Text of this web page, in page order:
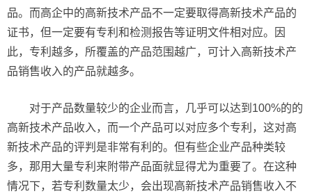
品。而高企中的高新技术产品不一定要取得高新技术产品的
证书，但一定要有专利和检测报告等证明文件相对应。因
此，专利越多，所覆盖的产品范围越广，可计入高新技术产
品销售收入的产品就越多。
对于产品数量较少的企业而言，几乎可以达到100%的的
高新技术产品收入，而一个产品可以对应多个专利，这对高
新技术产品的评判是非常有利的。但有些企业产品种类较
多，那用大量专利来附带产品面就显得尤为重要了。在这种
情况下，若专利数量太少，会出现高新技术产品销售收入不